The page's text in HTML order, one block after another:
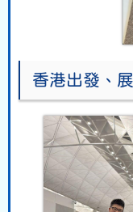
香港出發、